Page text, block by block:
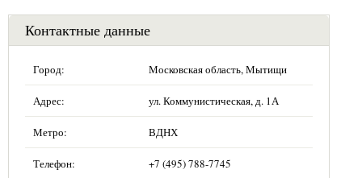
Контактные данные
Город: Московская область, Мытищи
Адрес: ул. Коммунистическая, д. 1А
Метро: ВДНХ
Телефон: +7 (495) 788-7745